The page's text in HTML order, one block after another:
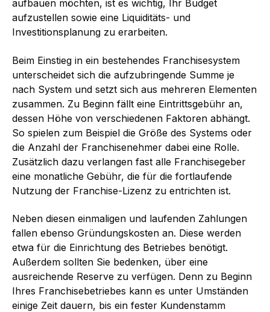
aufbauen möchten, ist es wichtig, Ihr Budget
aufzustellen sowie eine Liquiditäts- und
Investitionsplanung zu erarbeiten.
Beim Einstieg in ein bestehendes Franchisesystem
unterscheidet sich die aufzubringende Summe je
nach System und setzt sich aus mehreren Elementen
zusammen. Zu Beginn fällt eine Eintrittsgebühr an,
dessen Höhe von verschiedenen Faktoren abhängt.
So spielen zum Beispiel die Größe des Systems oder
die Anzahl der Franchisenehmer dabei eine Rolle.
Zusätzlich dazu verlangen fast alle Franchisegeber
eine monatliche Gebühr, die für die fortlaufende
Nutzung der Franchise-Lizenz zu entrichten ist.
Neben diesen einmaligen und laufenden Zahlungen
fallen ebenso Gründungskosten an. Diese werden
etwa für die Einrichtung des Betriebes benötigt.
Außerdem sollten Sie bedenken, über eine
ausreichende Reserve zu verfügen. Denn zu Beginn
Ihres Franchisebetriebes kann es unter Umständen
einige Zeit dauern, bis ein fester Kundenstamm